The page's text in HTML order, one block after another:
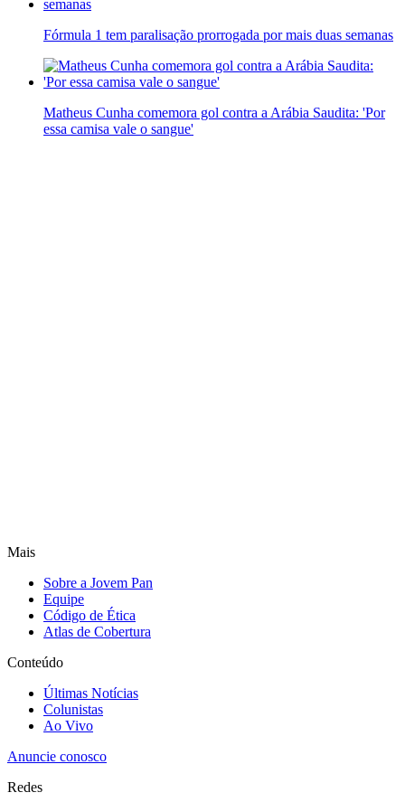
Fórmula 1 tem paralisação prorrogada por mais duas semanas
Matheus Cunha comemora gol contra a Arábia Saudita: 'Por
essa camisa vale o sangue'
Mais
Sobre a Jovem Pan
Equipe
Código de Ética
Atlas de Cobertura
Conteúdo
Últimas Notícias
Colunistas
Ao Vivo
Anuncie conosco
Redes